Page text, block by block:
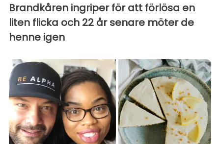
Brandkåren ingriper för att förlösa en
liten flicka och 22 år senare möter de
henne igen